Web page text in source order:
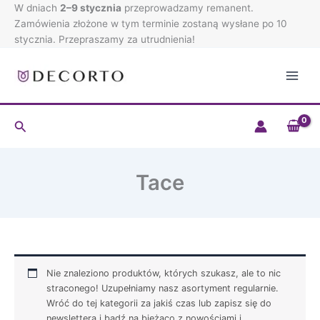
Przejdź
treści
W dniach 2–9 stycznia przeprowadzamy remanent.
Zamówienia złożone w tym terminie zostaną wysłane po 10
stycznia. Przepraszamy za utrudnienia!
Szukaj
Tace
Nie znaleziono produktów, których szukasz, ale to nic
straconego! Uzupełniamy nasz asortyment regularnie.
Wróć do tej kategorii za jakiś czas lub zapisz się do